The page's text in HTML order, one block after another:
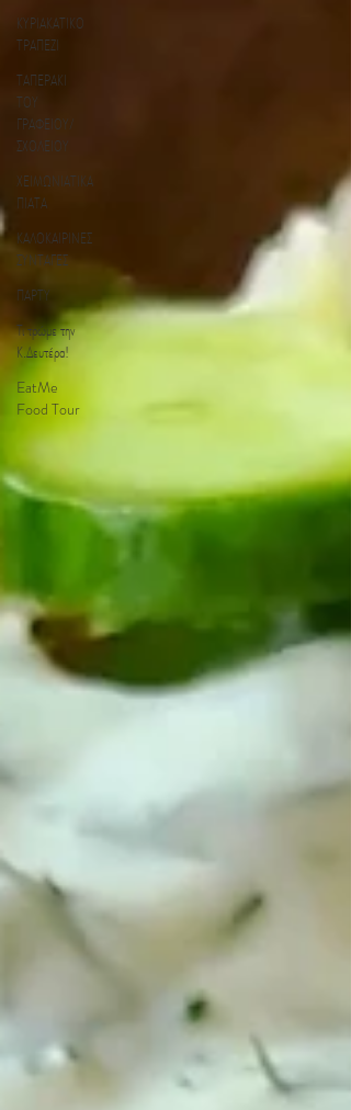
ΚΥΡΙΑΚΑΤΙΚΟ
ΤΡΑΠΕΖΙ
ΤΑΠΕΡΑΚΙ
ΤΟΥ
ΓΡΑΦΕΙΟΥ/
ΣΧΟΛΕΙΟΥ
ΧΕΙΜΩΝΙΑΤΙΚΑ
ΠΙΑΤΑ
ΚΑΛΟΚΑΙΡΙΝΕΣ
ΣΥΝΤΑΓΕΣ
ΠΑΡΤΥ
Τι τρώμε την
Κ.Δευτέρα!
EatMe
Food Tour